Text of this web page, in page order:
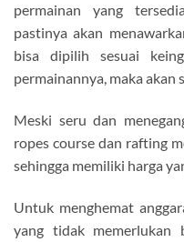
permainan yang
pastinya akan
bisa dipilih sesuai
permainannya, maka akan
Meski seru dan
ropes course dan rafting
sehingga memiliki harga
Untuk menghemat
yang tidak memerlukan